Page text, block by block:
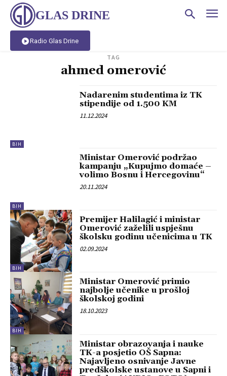
GLAS DRINE
Radio Glas Drine
TAG
ahmed omerović
BIH
Nadarenim studentima iz TK
stipendije od 1.500 KM
11.12.2024
BIH
Ministar Omerović podržao
kampanju „Kupujmo domaće –
volimo Bosnu i Hercegovinu“
20.11.2024
BIH
Premijer Halilagić i ministar
Omerović zaželili uspješnu
školsku godinu učenicima u TK
02.09.2024
BIH
Ministar Omerović primio
najbolje učenike u prošloj
školskoj godini
18.10.2023
Ministar obrazovanja i nauke
TK-a posjetio OŠ Sapna:
Najavljeno osnivanje Javne
predškolske ustanove u Sapni i